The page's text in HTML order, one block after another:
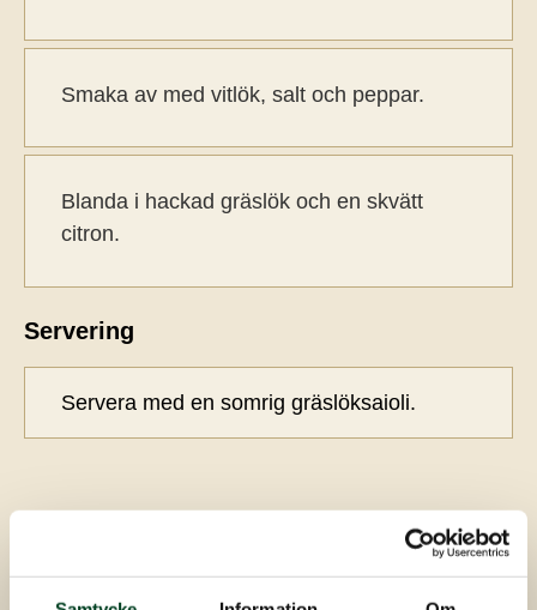
Smaka av med vitlök, salt och peppar.
Blanda i hackad gräslök och en skvätt
citron.
Servering
Servera med en somrig gräslöksaioli.